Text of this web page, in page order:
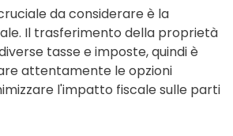
da considerare è la
Il trasferimento della proprietà
tasse e imposte, quindi è
attentamente le opzioni
l'impatto fiscale sulle parti